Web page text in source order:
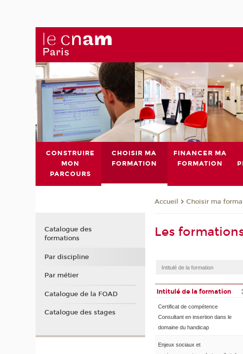
CONSTRUIRE
MON
PARCOURS
CHOISIR MA
FORMATION
FINANCER MA
FORMATION
Accueil Choisir ma
Les
Intitulé de la formation
Certificat de compétence
Consultant en insertion dans le
domaine du handicap
Enjeux sociaux et
Catalogue des
formations
Par discipline
Par métier
Catalogue de la FOAD
Catalogue des stages